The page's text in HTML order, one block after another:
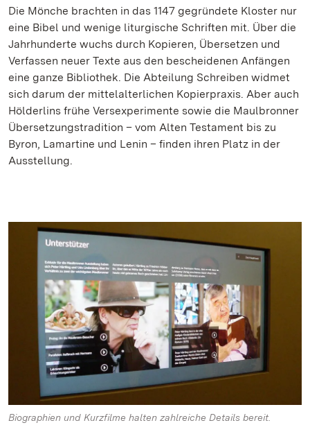
Die Mönche brachten in das 1147 gegründete Kloster nur
eine Bibel und wenige liturgische Schriften mit. Über die
Jahrhunderte wuchs durch Kopieren, Übersetzen und
Verfassen neuer Texte aus den bescheidenen Anfängen
eine ganze Bibliothek. Die Abteilung Schreiben widmet
sich darum der mittelalterlichen Kopierpraxis. Aber auch
Hölderlins frühe Versexperimente sowie die Maulbronner
Übersetzungstradition – vom Alten Testament bis zu
Byron, Lamartine und Lenin – finden ihren Platz in der
Ausstellung.
Biographien und Kurzfilme halten zahlreiche Details bereit.